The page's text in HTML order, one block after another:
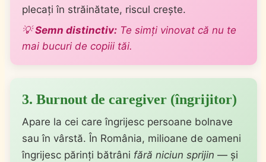
plecați în străinătate, riscul crește.
💡Semn distinctiv: Te simți vinovat că nu te
mai bucuri de copiii tăi.
3. Burnout de caregiver (îngrijitor)
Apare la cei care îngrijesc persoane bolnave
sau în vârstă. În România, milioane de oameni
îngrijesc părinți bătrâni fără niciun sprijin — și